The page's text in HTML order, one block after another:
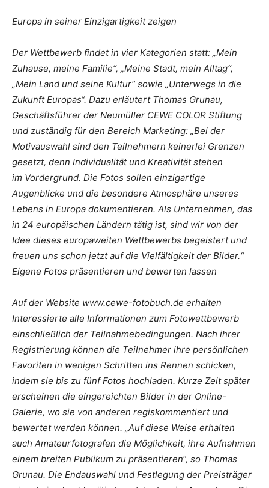
Europa in seiner Einzigartigkeit zeigen
Der Wettbewerb findet in vier Kategorien statt: „Mein
Zuhause, meine Familie“, „Meine Stadt, mein Alltag“,
„Mein Land und seine Kultur“ sowie „Unterwegs in die
Zukunft Europas“. Dazu erläutert Thomas Grunau,
Geschäftsführer der Neumüller CEWE COLOR Stiftung
und zuständig für den Bereich Marketing: „Bei der
Motivauswahl sind den Teilnehmern keinerlei Grenzen
gesetzt, denn Individualität und Kreativität stehen
im Vordergrund. Die Fotos sollen einzigartige
Augenblicke und die besondere Atmosphäre unseres
Lebens in Europa dokumentieren. Als Unternehmen, das
in 24 europäischen Ländern tätig ist, sind wir von der
Idee dieses europaweiten Wettbewerbs begeistert und
freuen uns schon jetzt auf die Vielfältigkeit der Bilder.“
Eigene Fotos präsentieren und bewerten lassen
Auf der Website www.cewe-fotobuch.de erhalten
Interessierte alle Informationen zum Fotowettbewerb
einschließlich der Teilnahmebedingungen. Nach ihrer
Registrierung können die Teilnehmer ihre persönlichen
Favoriten in wenigen Schritten ins Rennen schicken,
indem sie bis zu fünf Fotos hochladen. Kurze Zeit später
erscheinen die eingereichten Bilder in der Online-
Galerie, wo sie von anderen regiskommentiert und
bewertet werden können. „Auf diese Weise erhalten
auch Amateurfotografen die Möglichkeit, ihre Aufnahmen
einem breiten Publikum zu präsentieren“, so Thomas
Grunau. Die Endauswahl und Festlegung der Preisträger